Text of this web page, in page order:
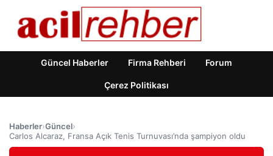
Güncel Haberler Firma Rehberi Forum
Çerez Politikası
Haberler›Güncel›
Carlos Alcaraz, Fransa Açık Tenis Turnuvası’nda şampiyon oldu